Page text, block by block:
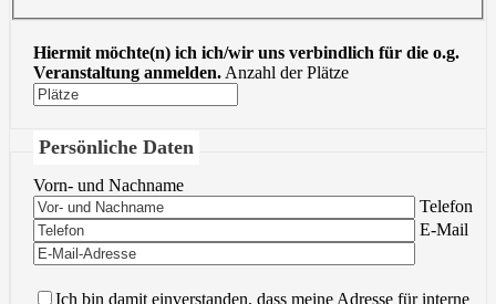
Hiermit möchte(n) ich ich/wir uns verbindlich für die o.g.
Veranstaltung anmelden. Anzahl der Plätze
Persönliche Daten
Vorn- und Nachname
Bitte lasse
Telefon
Bitte lasse
E-Mail
Ich bin damit einverstanden, dass meine Adresse für interne